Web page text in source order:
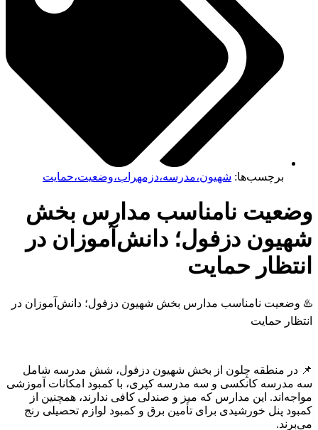
برچسب‌ها:شهیون،مدرسه،دزمهراب،وضعیت،حمایت
نامناسب مدارس بخش
دزفول؛ دانش‌آموزان در
حمایت
نامناسب مدارس بخش شهیون دزفول؛ دانش‌آموزان در
حمایت
منطقه چِلون از بخش شهیون دزفول، شش مدرسه شامل
کانکسی و سه مدرسه کپری، با کمبود امکانات آموزشی
این مدارس که میز و صندلی کافی ندارند، همچنین از
پنل خورشیدی برای تأمین برق و کمبود لوازم تحصیلی رنج